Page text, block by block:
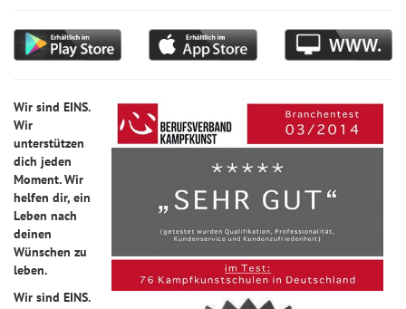
Wir sind EINS.
Wir
unterstützen
dich jeden
Moment. Wir
helfen dir, ein
Leben nach
deinen
Wünschen zu
leben.
Wir sind EINS.